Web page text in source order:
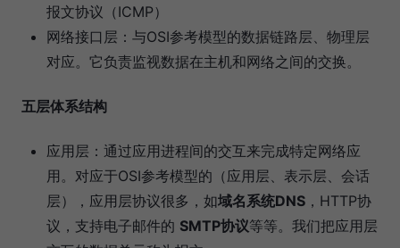
报文协议（ICMP）
网络接口层：与OSI参考模型的数据链路层、物理层
对应。它负责监视数据在主机和网络之间的交换。
五层体系结构
应用层：通过应用进程间的交互来完成特定网络应
用。对应于OSI参考模型的（应用层、表示层、会话
层），应用层协议很多，如域名系统DNS ，HTTP协
议，支持电子邮件的 SMTP协议等等。我们把应用层